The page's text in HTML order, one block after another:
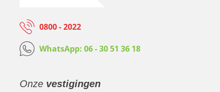
0800 - 2022
WhatsApp: 06 - 30 51 36 18
Onze vestigingen